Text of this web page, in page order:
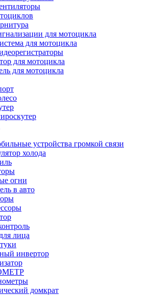
для мотоцикла
для мотоцикла
для мотоцикла
для мотоцикла
устройства громкой связи
холода
огни
в авто
лица
инвертор
домкрат